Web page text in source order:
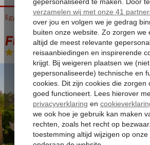
Home
Egypte Rode Zee Marsa Alam El Quseir
Flamenco Beach & Resort
All Inclusive- Hotel